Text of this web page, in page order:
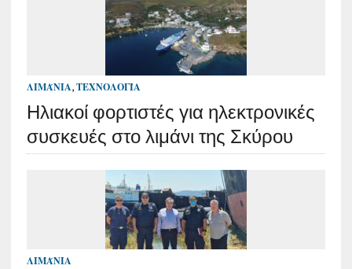
ΛΙΜΆΝΙΑ, ΤΕΧΝΟΛΟΓΊΑ
Ηλιακοί φορτιστές για ηλεκτρονικές
συσκευές στο λιμάνι της Σκύρου
ΛΙΜΆΝΙΑ